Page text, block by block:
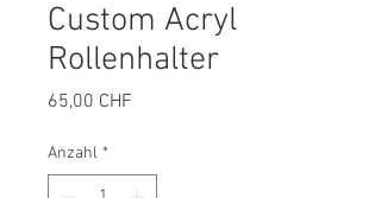
Custom Acryl
Rollenhalter
65,00 CHF
Anzahl *